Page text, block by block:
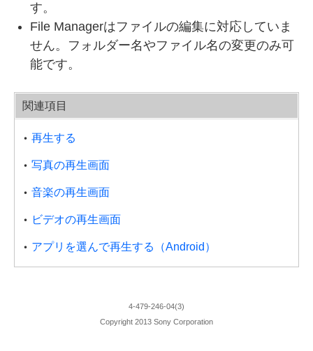
す。
File Managerはファイルの編集に対応していま
せん。フォルダー名やファイル名の変更のみ可
能です。
関連項目
再生する
写真の再生画面
音楽の再生画面
ビデオの再生画面
アプリを選んで再生する（Android）
4-479-246-04(3)
Copyright 2013 Sony Corporation